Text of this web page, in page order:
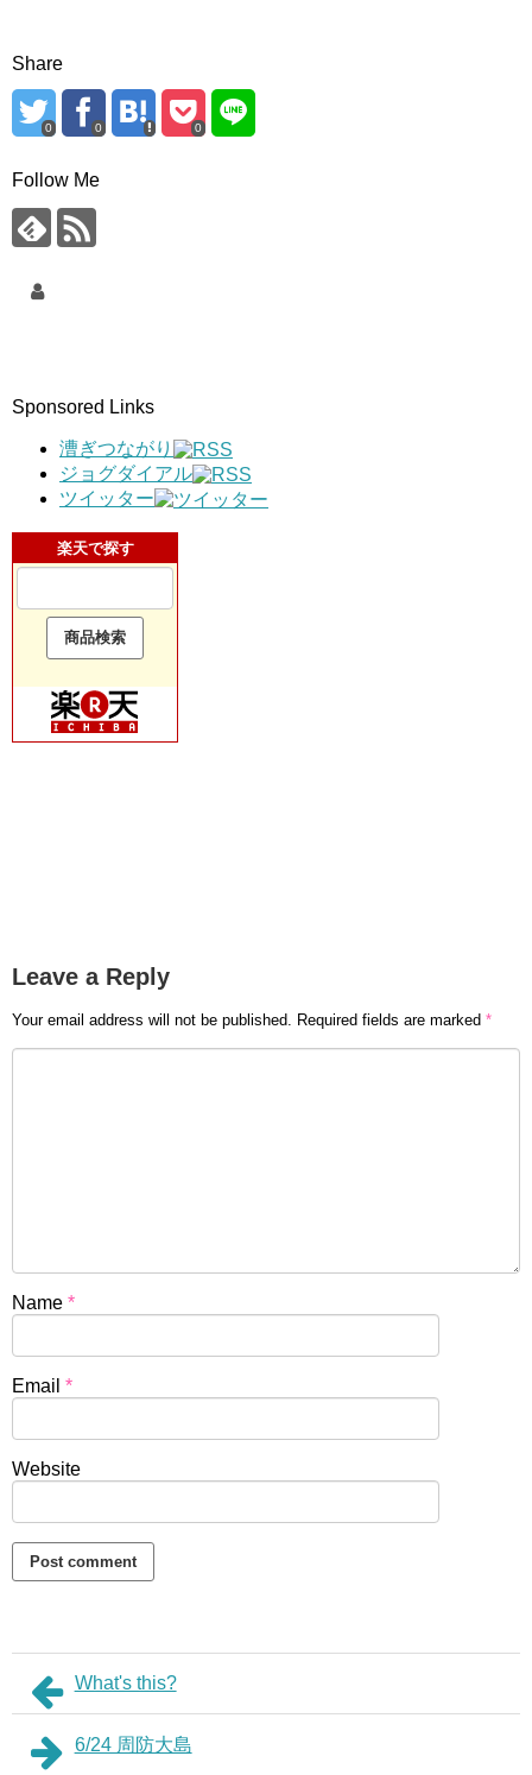
Share
0 0 0
Follow Me
Sponsored Links
漕ぎつながり
ジョグダイアル
ツイッター
楽天で探す
Leave a Reply
Your email address will not be published. Required fields are marked *
Name *
Email *
Website
What's this?
6/24 周防大島